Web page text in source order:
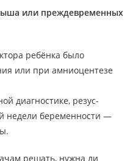
или преждевременных
ребёнка было
или при амниоцентезе
диагностике, резус-
недели беременности —
решать, нужна ли